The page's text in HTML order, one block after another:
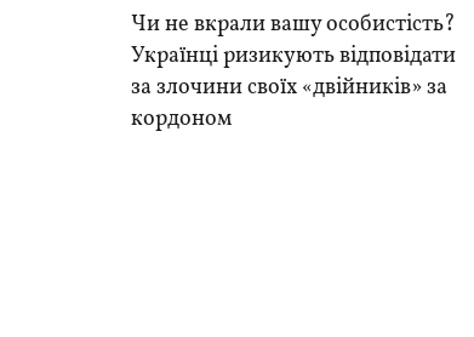
Чи не вкрали вашу особистість?
Українці ризикують відповідати
за злочини своїх «двійників» за
кордоном